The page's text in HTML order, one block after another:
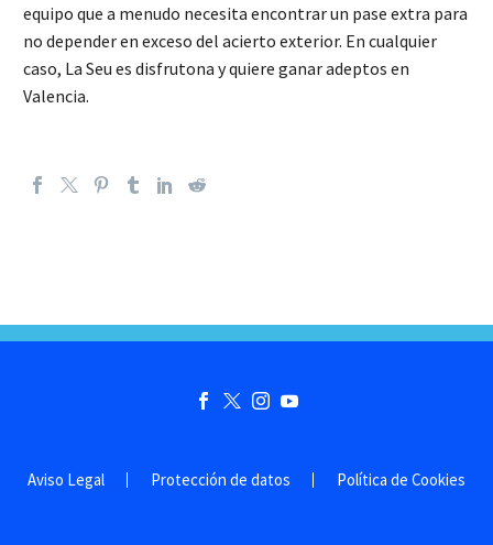
equipo que a menudo necesita encontrar un pase extra para
no depender en exceso del acierto exterior. En cualquier
caso, La Seu es disfrutona y quiere ganar adeptos en
Valencia.
Aviso Legal Protección de datos Política de Cookies